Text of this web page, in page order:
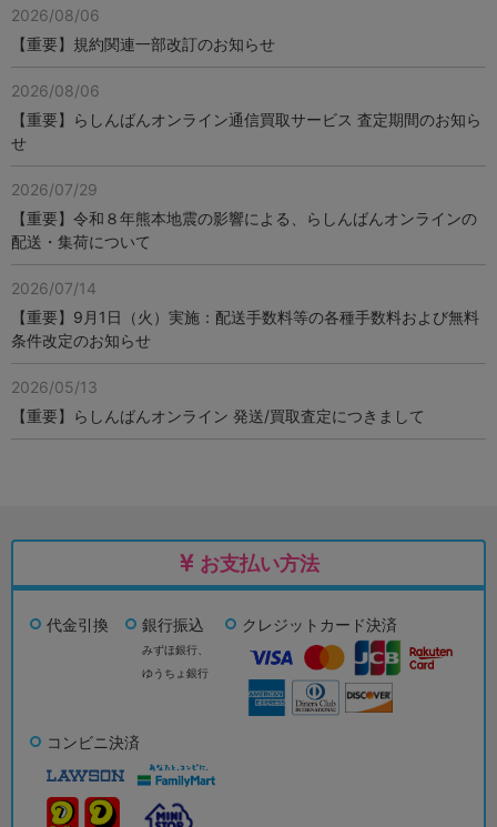
2026/08/06
【重要】規約関連一部改訂のお知らせ
2026/08/06
【重要】らしんばんオンライン通信買取サービス 査定期間のお知ら
せ
2026/07/29
【重要】令和８年熊本地震の影響による、らしんばんオンラインの
配送・集荷について
2026/07/14
【重要】9月1日（火）実施：配送手数料等の各種手数料および無料
条件改定のお知らせ
2026/05/13
【重要】らしんばんオンライン 発送/買取査定につきまして
お支払い方法
代金引換 銀行振込
みずほ銀行、
ゆうちょ銀行
クレジットカード決済
コンビニ決済